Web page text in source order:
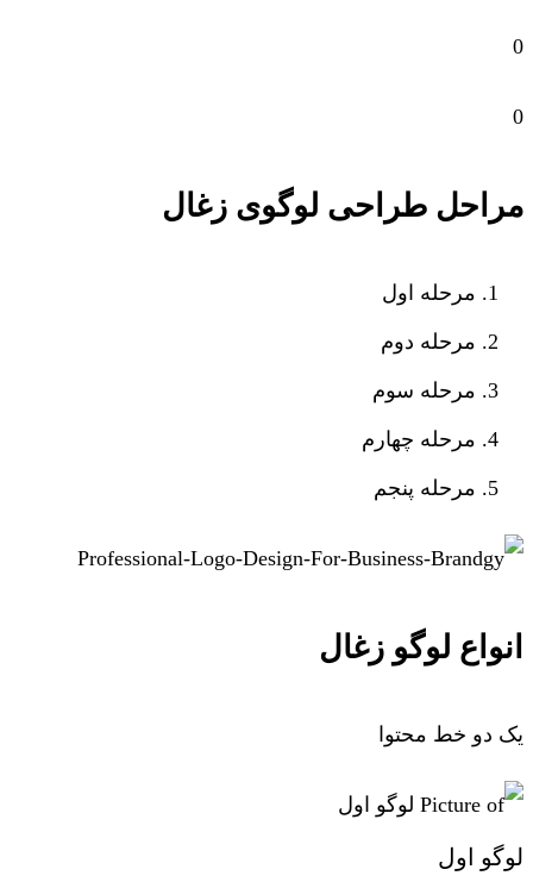
0
0
مراحل طراحی لوگوی زغال
مرحله اول
مرحله دوم
مرحله سوم
مرحله چهارم
مرحله پنجم
انواع لوگو زغال
یک دو خط محتوا
لوگو اول